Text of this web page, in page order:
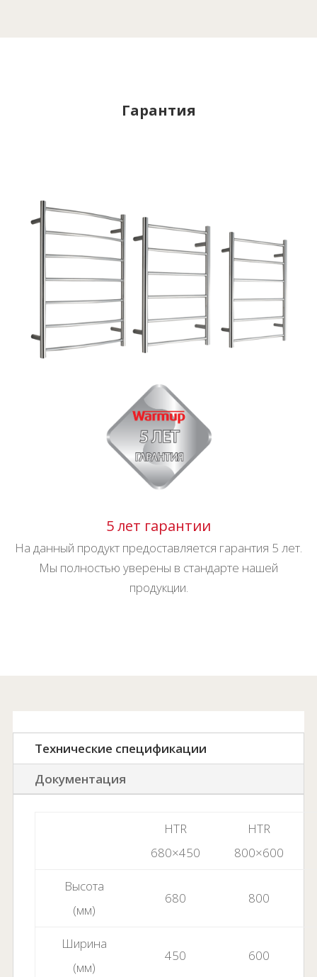
Гарантия
5 лет гарантии
На данный продукт предоставляется гарантия 5 лет.
Мы полностью уверены в стандарте нашей
продукции.
Технические спецификации
Документация
HTR
680×450
HTR
800×600
Высота
(мм)
680 800
Ширина
(мм)
450 600